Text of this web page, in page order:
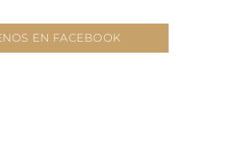
EN FACEBOOK